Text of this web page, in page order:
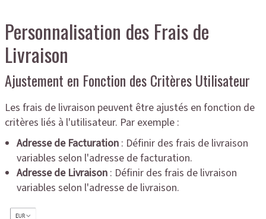
Personnalisation des Frais de
Livraison
Ajustement en Fonction des Critères Utilisateur
Les frais de livraison peuvent être ajustés en fonction de
critères liés à l'utilisateur. Par exemple :
Adresse de Facturation: Définir des frais de livraison
variables selon l'adresse de facturation.
Adresse de Livraison: Définir des frais de livraison
variables selon l'adresse de livraison.